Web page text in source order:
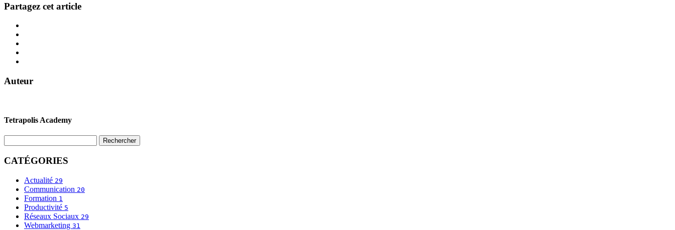
Partagez cet article
Auteur
Tetrapolis Academy
CATÉGORIES
Actualité 29
Communication 20
Formation 1
Productivité 5
Réseaux Sociaux 29
Webmarketing 31